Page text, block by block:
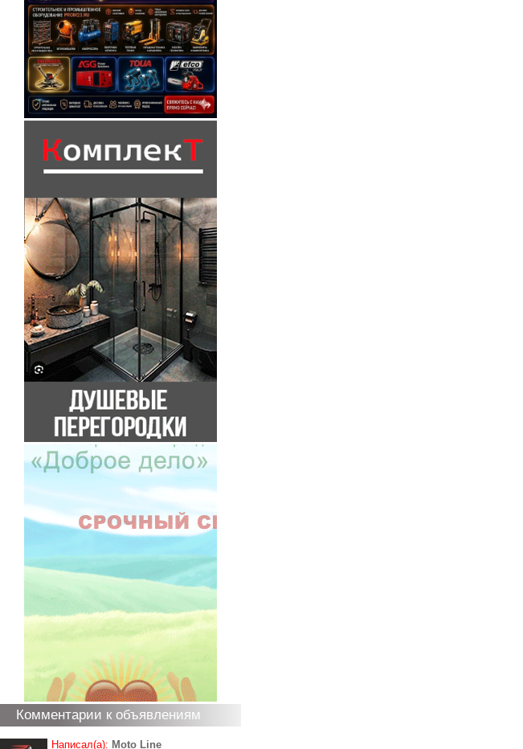
Комментарии к объявлениям
Написал(а): Moto Line